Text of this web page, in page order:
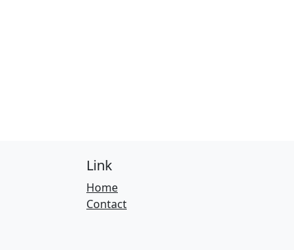
Link
Home
Contact